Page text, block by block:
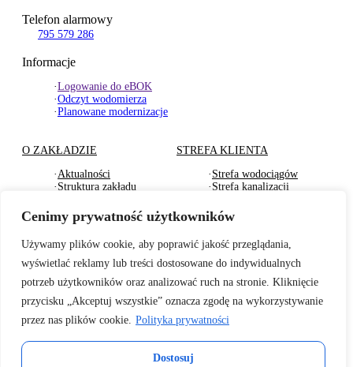
Cenimy prywatność użytkowników
Używamy plików cookie, aby poprawić jakość przeglądania,
wyświetlać reklamy lub treści dostosowane do indywidualnych
potrzeb użytkowników oraz analizować ruch na stronie. Kliknięcie
przycisku „Akceptuj wszystkie” oznacza zgodę na wykorzystywanie
przez nas plików cookie. Polityka prywatności
Dostosuj
Telefon alarmowy
795 579 286
Informacje
·Logowanie do eBOK
·Odczyt wodomierza
·Planowane modernizacje
O ZAKŁADZIE
· Aktualności
· Struktura zakładu
·Oferty pracy
STREFA KLIENTA
· Strefa wodociągów
· Strefa kanalizacji
komunalnych
·Strefa odbioru odpadów
BADANIA WODY
·Badania wewnętrzne wody
·Informacje o jakości wody
TARYFY I CENNIKI
·Za zbiorowe zaopatrzenie
·Za zbiorowe